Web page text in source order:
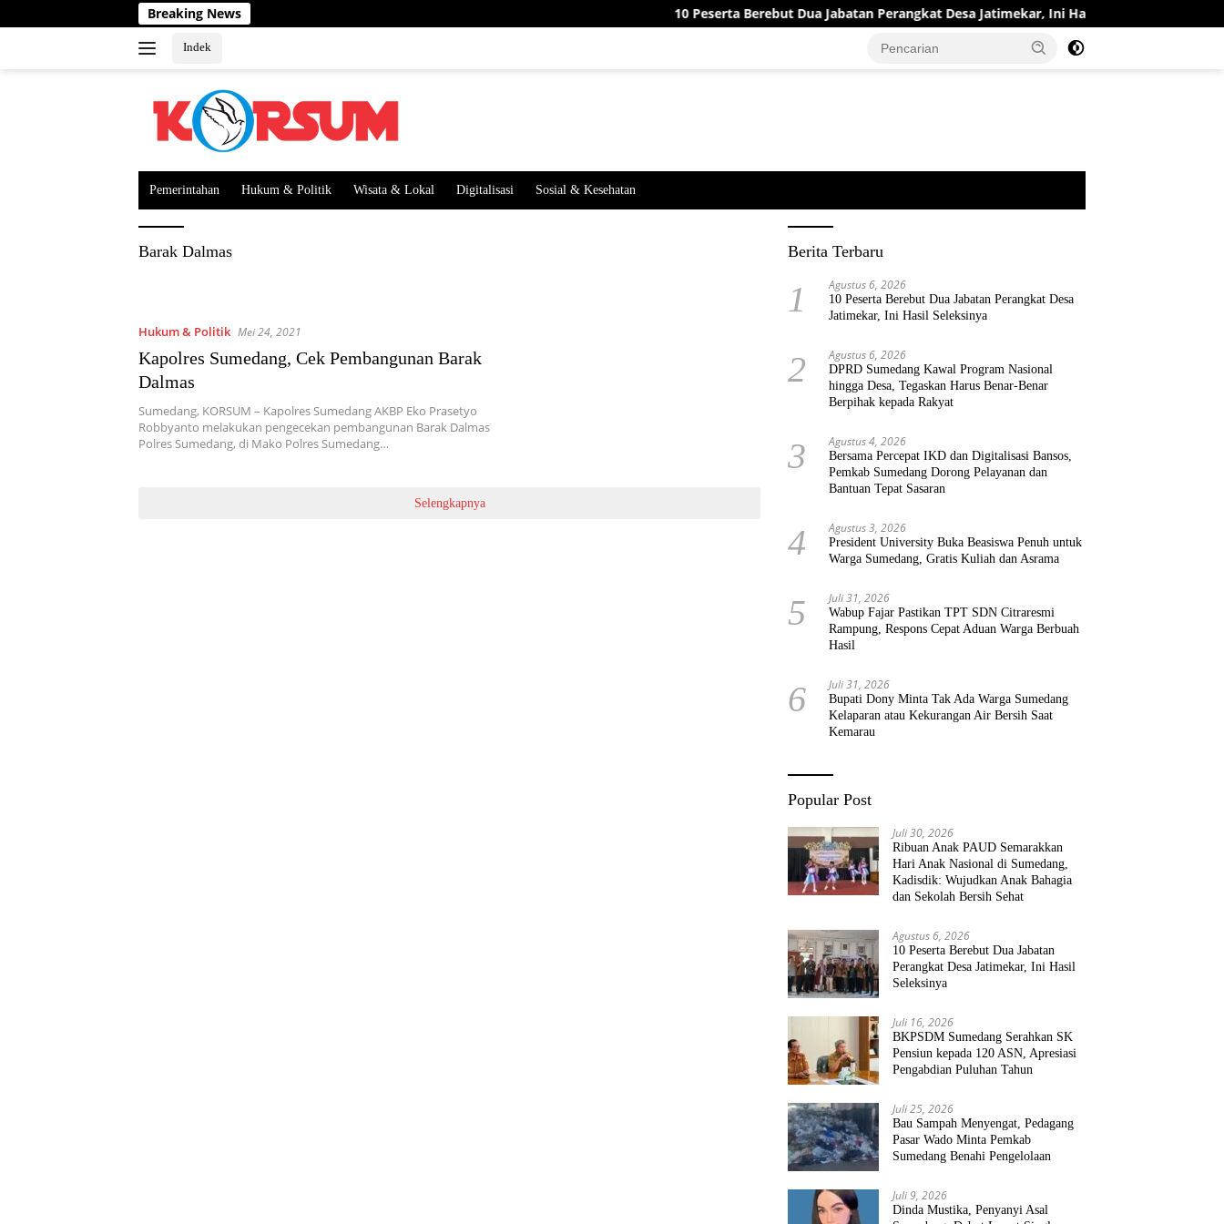
ke
Breaking News 10 Peserta Berebut Dua Jabatan Perangkat Desa Jatimekar, Ini Hasil Seleksinya
Indek
Pemerintahan Hukum & Politik Wisata & Lokal Digitalisasi Sosial & Kesehatan
Barak Dalmas
Hukum & Politik Mei 24, 2021
Kapolres Sumedang, Cek Pembangunan Barak
Dalmas
Sumedang, KORSUM – Kapolres Sumedang AKBP Eko Prasetyo
Robbyanto melakukan pengecekan pembangunan Barak Dalmas
Polres Sumedang, di Mako Polres Sumedang…
Selengkapnya
Berita Terbaru
1 Agustus 6, 2026
10 Peserta Berebut Dua Jabatan Perangkat Desa
Jatimekar, Ini Hasil Seleksinya
2 Agustus 6, 2026
DPRD Sumedang Kawal Program Nasional
hingga Desa, Tegaskan Harus Benar-Benar
Berpihak kepada Rakyat
3 Agustus 4, 2026
Bersama Percepat IKD dan Digitalisasi Bansos,
Pemkab Sumedang Dorong Pelayanan dan
Bantuan Tepat Sasaran
4 Agustus 3, 2026
President University Buka Beasiswa Penuh untuk
Warga Sumedang, Gratis Kuliah dan Asrama
5 Juli 31, 2026
Wabup Fajar Pastikan TPT SDN Citraresmi
Rampung, Respons Cepat Aduan Warga Berbuah
Hasil
6 Juli 31, 2026
Bupati Dony Minta Tak Ada Warga Sumedang
Kelaparan atau Kekurangan Air Bersih Saat
Kemarau
Popular Post
Juli 30, 2026
Ribuan Anak PAUD Semarakkan
Hari Anak Nasional di Sumedang,
Kadisdik: Wujudkan Anak Bahagia
dan Sekolah Bersih Sehat
Agustus 6, 2026
10 Peserta Berebut Dua Jabatan
Perangkat Desa Jatimekar, Ini Hasil
Seleksinya
Juli 16, 2026
BKPSDM Sumedang Serahkan SK
Pensiun kepada 120 ASN, Apresiasi
Pengabdian Puluhan Tahun
Juli 25, 2026
Bau Sampah Menyengat, Pedagang
Pasar Wado Minta Pemkab
Sumedang Benahi Pengelolaan
Juli 9, 2026
Dinda Mustika, Penyanyi Asal